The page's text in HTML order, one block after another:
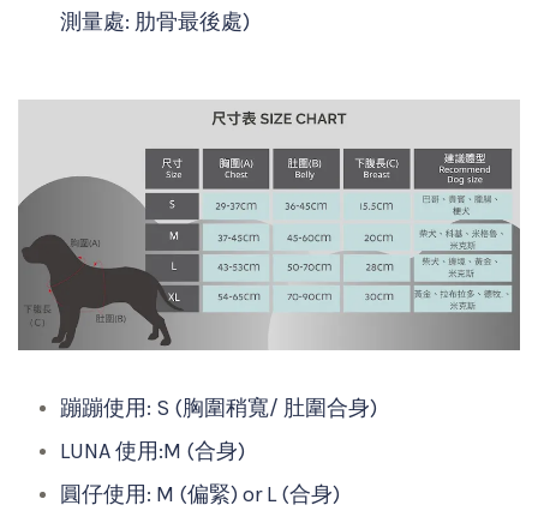
測量處: 肋骨最後處)
蹦蹦使用: S (胸圍稍寬/ 肚圍合身)
LUNA 使用:M (合身)
圓仔使用: M (偏緊) or L (合身)